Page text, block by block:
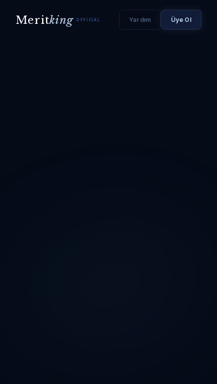
Meritking OFFICIAL Yardım Üye Ol